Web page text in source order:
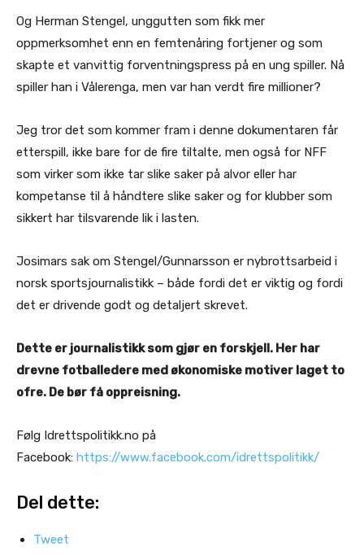
Og Herman Stengel, unggutten som fikk mer
oppmerksomhet enn en femtenåring fortjener og som
skapte et vanvittig forventningspress på en ung spiller. Nå
spiller han i Vålerenga, men var han verdt fire millioner?
Jeg tror det som kommer fram i denne dokumentaren får
etterspill, ikke bare for de fire tiltalte, men også for NFF
som virker som ikke tar slike saker på alvor eller har
kompetanse til å håndtere slike saker og for klubber som
sikkert har tilsvarende lik i lasten.
Josimars sak om Stengel/Gunnarsson er nybrottsarbeid i
norsk sportsjournalistikk – både fordi det er viktig og fordi
det er drivende godt og detaljert skrevet.
Dette er journalistikk som gjør en forskjell. Her har
drevne fotballedere med økonomiske motiver laget to
ofre. De bør få oppreisning.
Følg Idrettspolitikk.no på
Facebook: https://www.facebook.com/idrettspolitikk/
Del dette:
Tweet